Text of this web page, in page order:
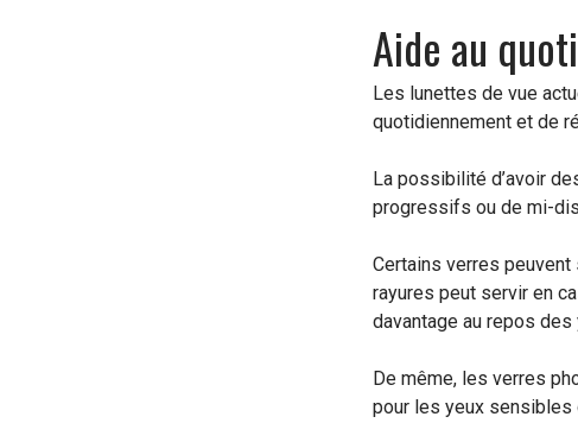
Aide au
Les lunettes de vue
quotidiennement et de
La possibilité d’avoir
progressifs ou de mi-
Certains verres
rayures peut servir en
davantage au repos
De même, les verres
pour les yeux sensibles